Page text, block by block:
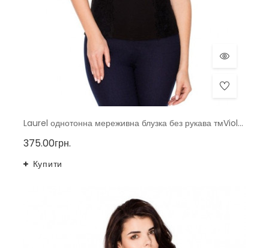
Laurel однотонна мереживна блузка без рукава тмViolana, Польща
375.00грн.
Купити